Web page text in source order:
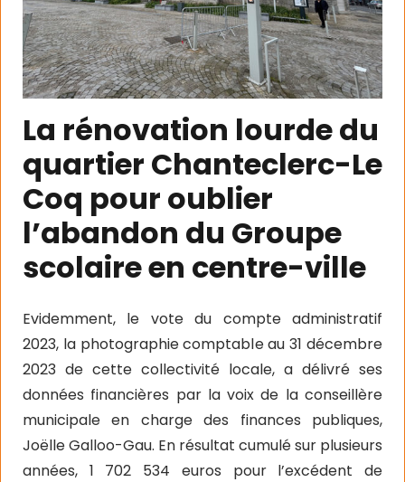
La rénovation lourde du
quartier Chanteclerc-Le
Coq pour oublier
l’abandon du Groupe
scolaire en centre-ville
Evidemment, le vote du compte administratif
2023, la photographie comptable au 31 décembre
2023 de cette collectivité locale, a délivré ses
données financières par la voix de la conseillère
municipale en charge des finances publiques,
Joëlle Galloo-Gau. En résultat cumulé sur plusieurs
années, 1 702 534 euros pour l’excédent de